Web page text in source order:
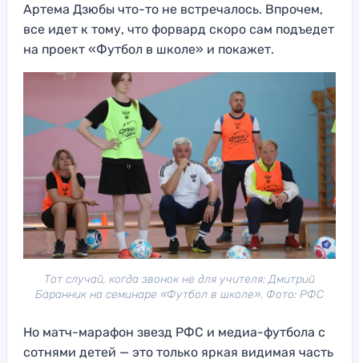
Артема Дзюбы что-то не встречалось. Впрочем,
все идет к тому, что форвард скоро сам подъедет
на проект «Футбол в школе» и покажет.
Тот случай, когда звонок не для учителя: Дмитрий
Баранник на семинаре «Футбол в школе». Фото: РФС
Но матч-марафон звезд РФС и медиа-футбола с
сотнями детей — это только яркая видимая часть